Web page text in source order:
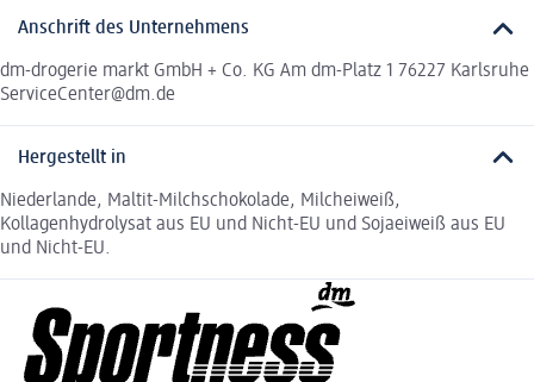
Anschrift des Unternehmens
dm-drogerie markt GmbH + Co. KG Am dm-Platz 1 76227 Karlsruhe
ServiceCenter@dm.de
Hergestellt in
Niederlande, Maltit-Milchschokolade, Milcheiweiß,
Kollagenhydrolysat aus EU und Nicht-EU und Sojaeiweiß aus EU
und Nicht-EU.